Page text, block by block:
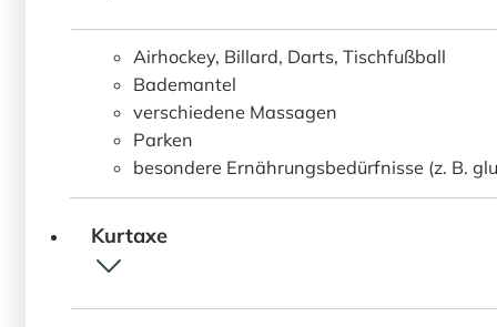
Airhockey, Billard, Darts, Tischfußball
Bademantel
verschiedene Massagen
Parken
besondere Ernährungsbedürfnisse (z. B.
Kurtaxe